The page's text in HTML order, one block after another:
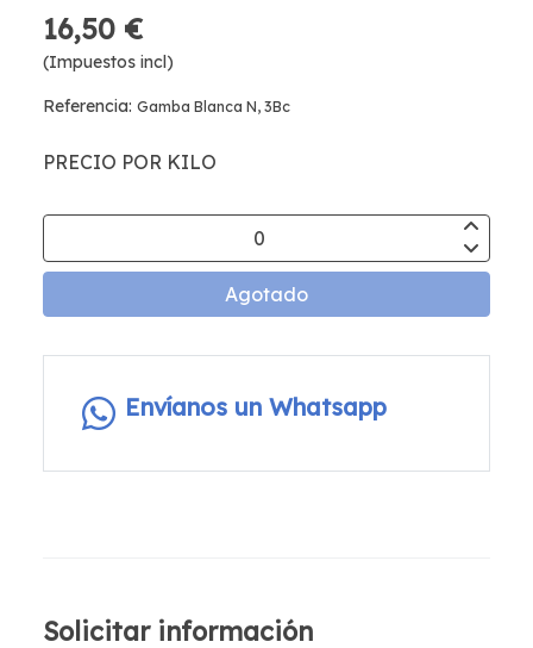
16,50 €
(Impuestos incl)
Referencia: Gamba Blanca N, 3Bc
PRECIO POR KILO
Agotado
Envíanos un Whatsapp
Solicitar información